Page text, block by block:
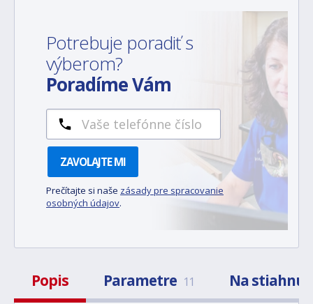
Potrebuje poradiť s
výberom?
Poradíme Vám
ZAVOLAJTE MI
Prečítajte si naše zásady pre spracovanie
osobných údajov.
Popis Parametre 11 Na